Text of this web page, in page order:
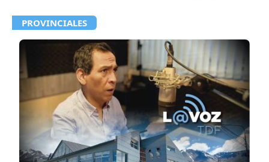
PROVINCIALES